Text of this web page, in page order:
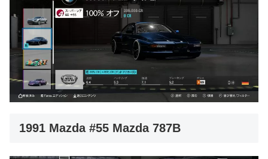
1991 Mazda #55 Mazda 787B